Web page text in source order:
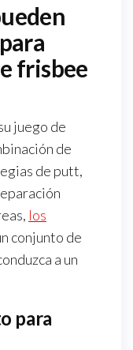
frisbee
juego de
de
de putt,
los
conjunto de
a un
para